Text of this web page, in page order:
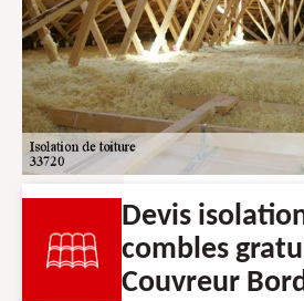
Devis
combles
Couvreur